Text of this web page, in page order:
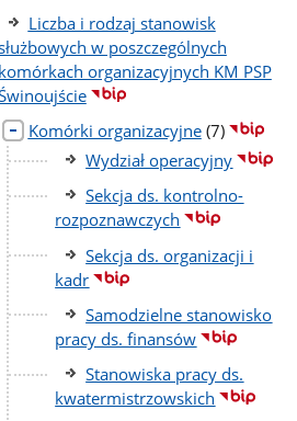
Liczba i rodzaj stanowisk
w poszczególnych
komórkach organizacyjnych KM PSP
Komórki organizacyjne liczba
podstron
(7)
Wydział operacyjny
Sekcja ds. kontrolno-
rozpoznawczych
Sekcja ds. organizacji i
kadr
Samodzielne stanowisko
pracy ds. finansów
Stanowiska pracy ds.
kwatermistrzowskich